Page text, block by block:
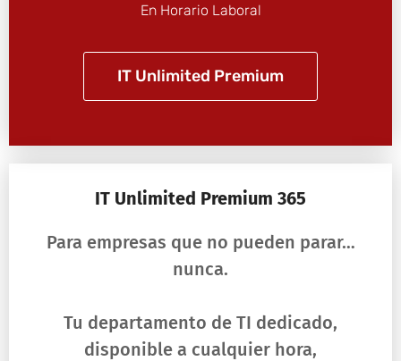
En Horario Laboral
IT Unlimited Premium
IT Unlimited Premium 365
Para empresas que no pueden parar…
nunca.
Tu departamento de TI dedicado,
disponible a cualquier hora,